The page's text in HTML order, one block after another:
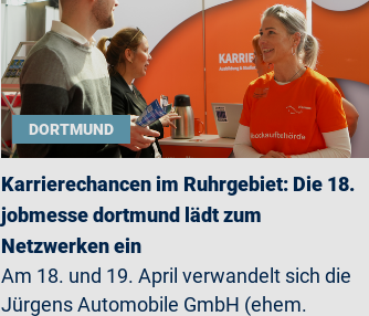
DORTMUND
Karrierechancen im Ruhrgebiet: Die 18.
jobmesse dortmund lädt zum
Netzwerken ein
Am 18. und 19. April verwandelt sich die
Jürgens Automobile GmbH (ehem.